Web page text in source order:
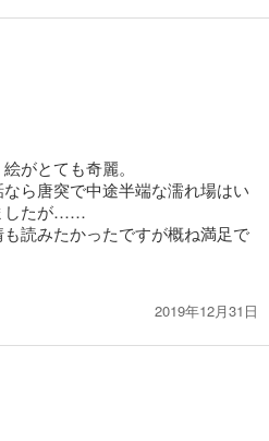
がとても奇麗。
ら唐突で中途半端な濡れ場はい
したが……
読みたかったですが概ね満足で
2019年12月31日